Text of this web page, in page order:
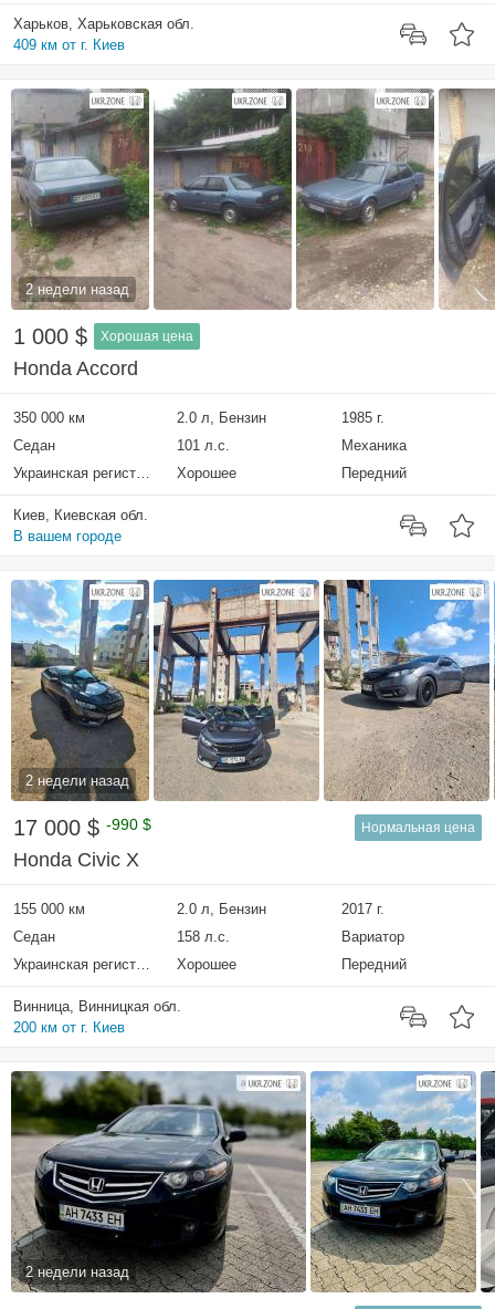
Харьков, Харьковская обл.
409 км от г. Киев
2 недели назад
1 000 $ Хорошая цена
Honda Accord
350 000 км 2.0 л, Бензин
1985 г.
Седан
101 л.с.
Механика
Украинская регистрация
Хорошее Передний
Киев, Киевская обл.
В вашем городе
2 недели назад
17 000 $ -990 $ Нормальная цена
Honda Civic X
155 000 км 2.0 л, Бензин
2017 г.
Седан
158 л.с.
Вариатор
Украинская регистрация
Хорошее Передний
Винница, Винницкая обл.
200 км от г. Киев
2 недели назад